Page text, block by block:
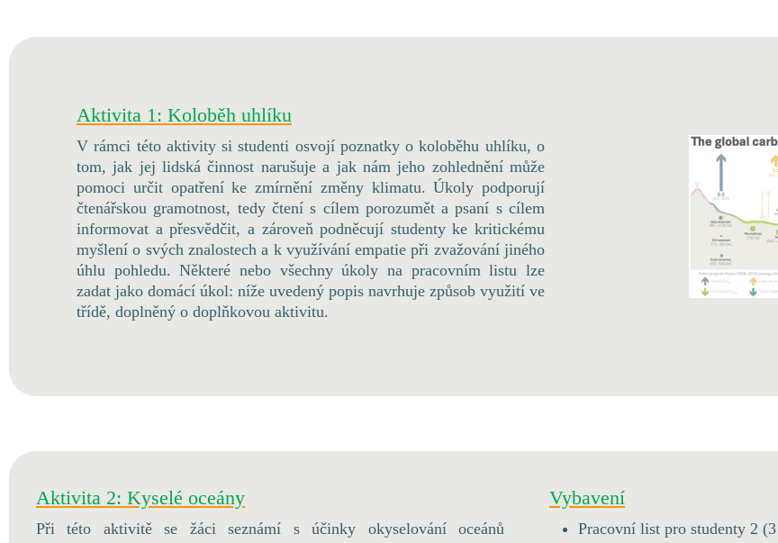
Aktivita 1: Koloběh uhlíku
V rámci této aktivity si studenti osvojí poznatky o koloběhu uhlíku, o
tom, jak jej lidská činnost narušuje a jak nám jeho zohlednění může
pomoci určit opatření ke zmírnění změny klimatu. Úkoly podporují
čtenářskou gramotnost, tedy čtení s cílem porozumět a psaní s cílem
informovat a přesvědčit, a zároveň podněcují studenty ke kritickému
myšlení o svých znalostech a k využívání empatie při zvažování jiného
úhlu pohledu. Některé nebo všechny úkoly na pracovním listu lze
zadat jako domácí úkol: níže uvedený popis navrhuje způsob využití ve
třídě, doplněný o doplňkovou aktivitu.
Aktivita 2: Kyselé oceány
Při této aktivitě se žáci seznámí s účinky okyselování oceánů
Vybavení
Pracovní list pro studenty 2